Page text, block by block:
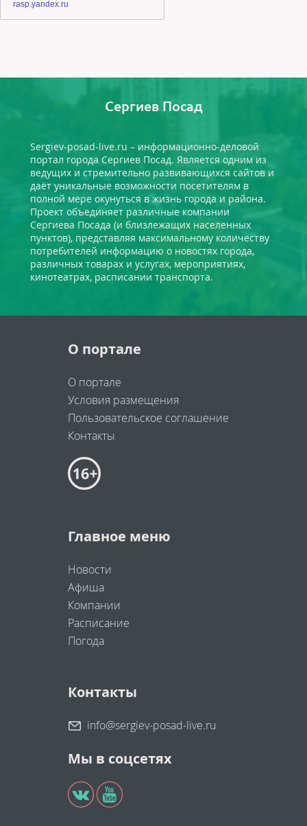
Сергиев Посад
Sergiev-posad-live.ru – информационно-деловой
портал города Сергиев Посад. Является одним из
ведущих и стремительно развивающихся сайтов и
даёт уникальные возможности посетителям в
полной мере окунуться в жизнь города и района.
Проект объединяет различные компании
Сергиева Посада (и близлежащих населенных
пунктов), представляя максимальному количеству
потребителей информацию о новостях города,
различных товарах и услугах, мероприятиях,
кинотеатрах, расписании транспорта.
О портале
О портале
Условия размещения
Пользовательское соглашение
Контакты
Главное меню
Новости
Афиша
Компании
Расписание
Погода
Контакты
info@sergiev-posad-live.ru
Мы в соцсетях